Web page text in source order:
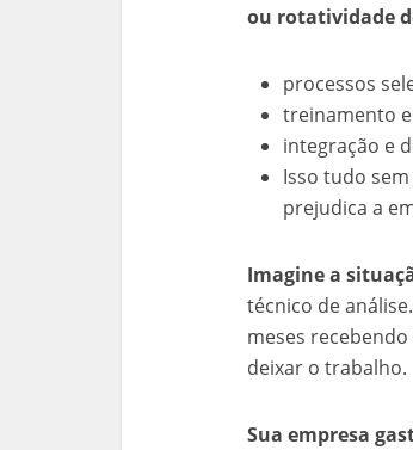
ou rotatividade
processos
treinamento
integração e
Isso tudo
prejudica a
Imagine a
técnico de
meses
deixar o trabalho.
Sua empresa